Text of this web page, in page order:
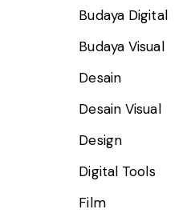
Budaya Digital
Budaya Visual
Desain
Desain Visual
Design
Digital Tools
Film